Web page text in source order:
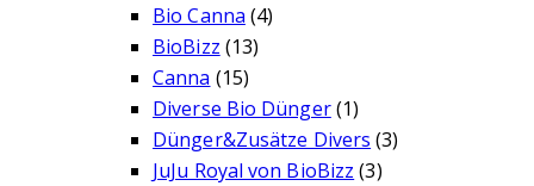
Bio Canna (4)
BioBizz (13)
Canna (15)
Diverse Bio Dünger(1)
Dünger&Zusätze Divers (3)
JuJu Royal von BioBizz (3)